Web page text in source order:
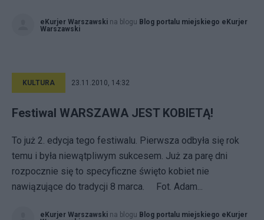
eKurjer Warszawski na blogu Blog portalu miejskiego eKurjer
Warszawski
KULTURA 23.11.2010, 14:32
Festiwal WARSZAWA JEST KOBIETĄ!
To już 2. edycja tego festiwalu. Pierwsza odbyła się rok
temu i była niewątpliwym sukcesem. Już za parę dni
rozpocznie się to specyficzne święto kobiet nie
nawiązujące do tradycji 8 marca. Fot. Adam...
eKurjer Warszawski na blogu Blog portalu miejskiego eKurjer